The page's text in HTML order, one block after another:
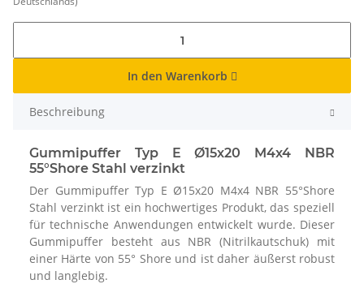
In den Warenkorb
Beschreibung
Gummipuffer Typ E Ø15x20 M4x4 NBR
55°Shore Stahl verzinkt
Der Gummipuffer Typ E Ø15x20 M4x4 NBR 55°Shore
Stahl verzinkt ist ein hochwertiges Produkt, das speziell
für technische Anwendungen entwickelt wurde. Dieser
Gummipuffer besteht aus NBR (Nitrilkautschuk) mit
einer Härte von 55° Shore und ist daher äußerst robust
und langlebig.